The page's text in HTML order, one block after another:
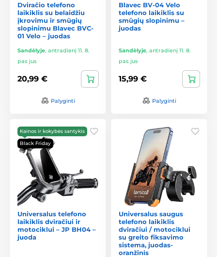
Dviračio telefono
laikiklis su belaidžiu
įkrovimu ir smūgių
slopinimu Blavec BVC-
01 Velo – juodas
Sandėlyje, antradienį 11. 8.
pas jus
20,99 €
Palyginti
Blavec BV-04 Velo
telefono laikiklis su
smūgių slopinimu –
juodas
Sandėlyje, antradienį 11. 8.
pas jus
15,99 €
Palyginti
Kainos ir kokybės santykis
Black Friday
Universalus telefono
laikiklis dviračiui ir
motociklui – JP BH04 –
juoda
Universalus saugus
telefono laikiklis
dviračiui / motociklui
su greito fiksavimo
sistema, juodas-
oranžinis